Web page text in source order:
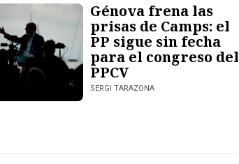
Génova frena las
prisas de Camps: el
PP sigue sin fecha
para el congreso del
PPCV
SERGI TARAZONA